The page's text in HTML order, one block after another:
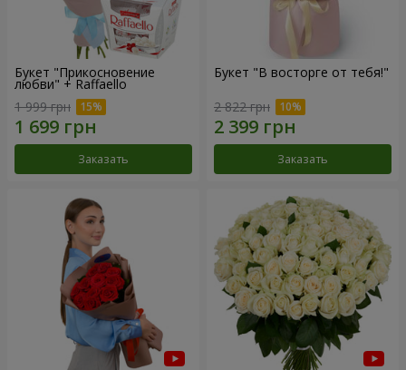
Букет "Прикосновение
любви" + Raffaello
1 999 грн
Заказать
Букет "В восторге от тебя!"
2 822 грн
Заказать